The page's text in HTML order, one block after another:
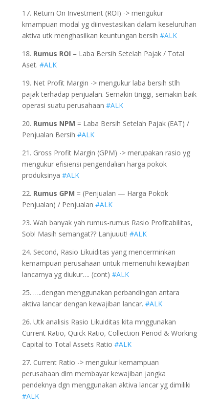
17. Return On Investment (ROI) -> mengukur
kmampuan modal yg diinvestasikan dalam keseluruhan
aktiva utk menghasilkan keuntungan bersih #ALK
18. Rumus ROI = Laba Bersih Setelah Pajak / Total
Aset. #ALK
19. Net Profit Margin -> mengukur laba bersih stlh
pajak terhadap penjualan. Semakin tinggi, semakin baik
operasi suatu perusahaan #ALK
20. Rumus NPM = Laba Bersih Setelah Pajak (EAT) /
Penjualan Bersih #ALK
21. Gross Profit Margin (GPM) -> merupakan rasio yg
mengukur efisiensi pengendalian harga pokok
produksinya #ALK
22. Rumus GPM = (Penjualan — Harga Pokok
Penjualan) / Penjualan #ALK
23. Wah banyak yah rumus-rumus Rasio Profitabilitas,
Sob! Masih semangat?? Lanjuuut! #ALK
24. Second, Rasio Likuiditas yang mencerminkan
kemampuan perusahaan untuk memenuhi kewajiban
lancarnya yg diukur…. (cont) #ALK
25. …..dengan menggunakan perbandingan antara
aktiva lancar dengan kewajiban lancar. #ALK
26. Utk analisis Rasio Likuiditas kita mnggunakan
Current Ratio, Quick Ratio, Collection Period & Working
Capital to Total Assets Ratio #ALK
27. Current Ratio -> mengukur kemampuan
perusahaan dlm membayar kewajiban jangka
pendeknya dgn menggunakan aktiva lancar yg dimiliki
#ALK